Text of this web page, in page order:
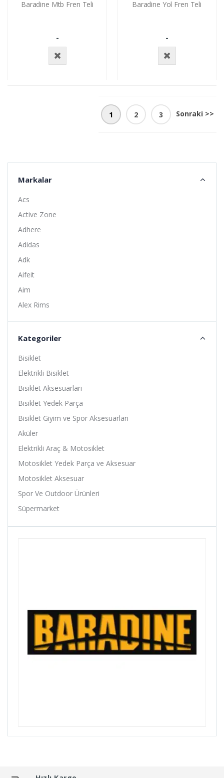
Baradine Mtb Fren Teli
-
Baradine Yol Fren Teli
-
1 2 3 Sonraki >>
Markalar
Acs
Active Zone
Adhere
Adidas
Adk
Aifeit
Aim
Alex Rims
Alhonga
Alligator
Baby Hope
Baradine
Bioefes
Biologic
Kategoriler
Bisiklet
Elektrikli Bisiklet
Bisiklet Aksesuarları
Bisiklet Yedek Parça
Bisiklet Giyim ve Spor Aksesuarları
Aküler
Elektrikli Araç & Motosiklet
Motosiklet Yedek Parça ve Aksesuar
Motosiklet Aksesuar
Spor Ve Outdoor Ürünleri
Süpermarket